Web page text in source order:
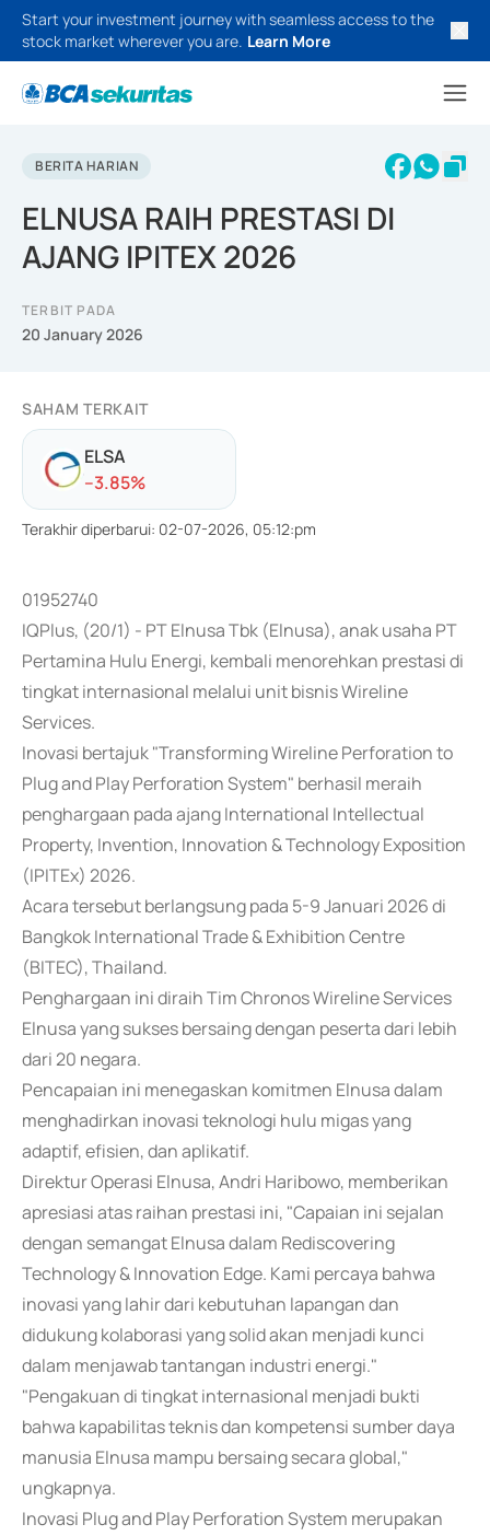
Start your investment journey with seamless access to the
stock market wherever you are. Learn More
BERITA HARIAN
ELNUSA RAIH PRESTASI DI
AJANG IPITEX 2026
TERBIT PADA
20 January 2026
SAHAM TERKAIT
ELSA
--3.85%
Terakhir diperbarui: 02-07-2026, 05:12:pm
01952740
IQPlus, (20/1) - PT Elnusa Tbk (Elnusa), anak usaha PT
Pertamina Hulu Energi, kembali menorehkan prestasi di
tingkat internasional melalui unit bisnis Wireline
Services.
Inovasi bertajuk "Transforming Wireline Perforation to
Plug and Play Perforation System" berhasil meraih
penghargaan pada ajang International Intellectual
Property, Invention, Innovation & Technology Exposition
(IPITEx) 2026.
Acara tersebut berlangsung pada 5-9 Januari 2026 di
Bangkok International Trade & Exhibition Centre
(BITEC), Thailand.
Penghargaan ini diraih Tim Chronos Wireline Services
Elnusa yang sukses bersaing dengan peserta dari lebih
dari 20 negara.
Pencapaian ini menegaskan komitmen Elnusa dalam
menghadirkan inovasi teknologi hulu migas yang
adaptif, efisien, dan aplikatif.
Direktur Operasi Elnusa, Andri Haribowo, memberikan
apresiasi atas raihan prestasi ini, "Capaian ini sejalan
dengan semangat Elnusa dalam Rediscovering
Technology & Innovation Edge. Kami percaya bahwa
inovasi yang lahir dari kebutuhan lapangan dan
didukung kolaborasi yang solid akan menjadi kunci
dalam menjawab tantangan industri energi."
"Pengakuan di tingkat internasional menjadi bukti
bahwa kapabilitas teknis dan kompetensi sumber daya
manusia Elnusa mampu bersaing secara global,"
ungkapnya.
Inovasi Plug and Play Perforation System merupakan